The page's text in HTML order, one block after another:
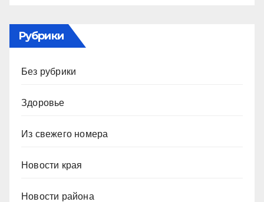
Рубрики
Без рубрики
Здоровье
Из свежего номера
Новости края
Новости района